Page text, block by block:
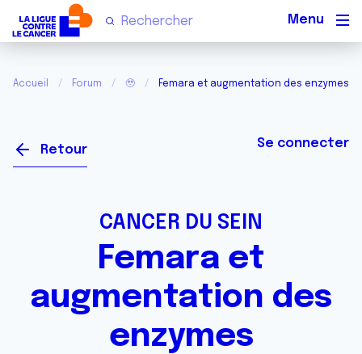
Accueil Forum 🥹 Femara et augmentation des enzymes
Retour Se connecter
CANCER DU SEIN
Femara et
augmentation des
enzymes